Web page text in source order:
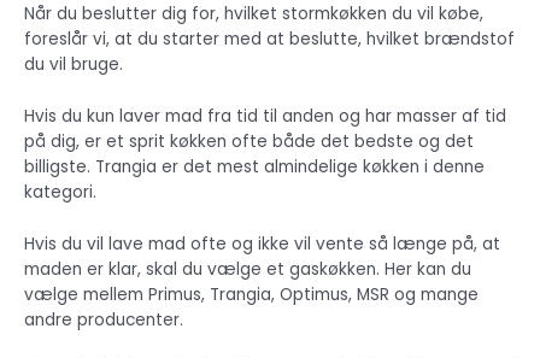
Når du beslutter dig for, hvilket stormkøkken du vil købe,
foreslår vi, at du starter med at beslutte, hvilket brændstof
du vil bruge.
Hvis du kun laver mad fra tid til anden og har masser af tid
på dig, er et sprit køkken ofte både det bedste og det
billigste. Trangia er det mest almindelige køkken i denne
kategori.
Hvis du vil lave mad ofte og ikke vil vente så længe på, at
maden er klar, skal du vælge et gaskøkken. Her kan du
vælge mellem Primus, Trangia, Optimus, MSR og mange
andre producenter.